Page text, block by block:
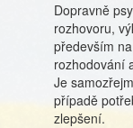
Dopravně
rozhovoru,
především
rozhodování
Je
případě
zlepšení.